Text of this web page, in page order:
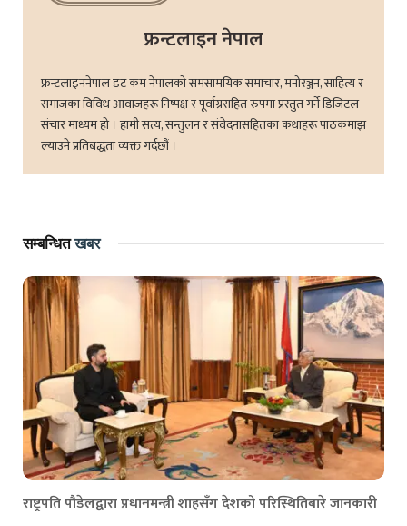
फ्रन्टलाइन नेपाल
फ्रन्टलाइननेपाल डट कम नेपालको समसामयिक समाचार, मनोरञ्जन, साहित्य र
समाजका विविध आवाजहरू निष्पक्ष र पूर्वाग्रराहित रुपमा प्रस्तुत गर्ने डिजिटल
संचार माध्यम हो । हामी सत्य, सन्तुलन र संवेदनासहितका कथाहरू पाठकमाझ
ल्याउने प्रतिबद्धता व्यक्त गर्दछौं ।
सम्बन्धितखबर
राष्ट्रपति पौडेलद्वारा प्रधानमन्त्री शाहसँग देशको परिस्थितिबारे जानकारी